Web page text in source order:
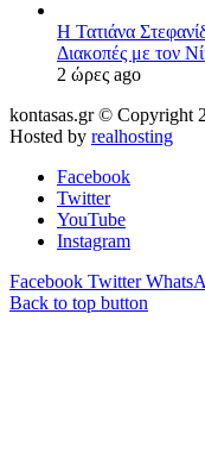
Η Τατιάνα
Διακοπές με τον
2 ώρες ago
kontasas.gr © Copyright
Hosted by realhosting
Facebook
Twitter
YouTube
Instagram
Facebook Twitter
Back to top button